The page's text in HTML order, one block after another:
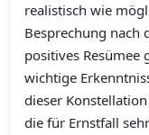
realistisch wie
Besprechung nach
positives Resümee
wichtige
dieser
die für Ernstfall